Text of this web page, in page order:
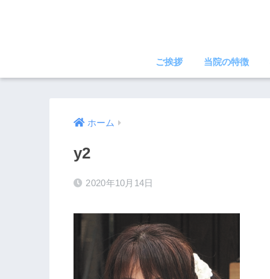
ご挨拶 当院の特徴
ホーム
y2
2020年10月14日